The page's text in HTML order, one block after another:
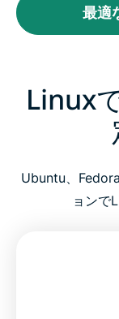
最適
Linux
Ubuntu、
ョンで